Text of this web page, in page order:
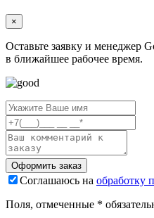
×
Оставьте заявку и менеджер
в ближайшее рабочее время.
Соглашаюсь на обработку
Поля, отмеченные *